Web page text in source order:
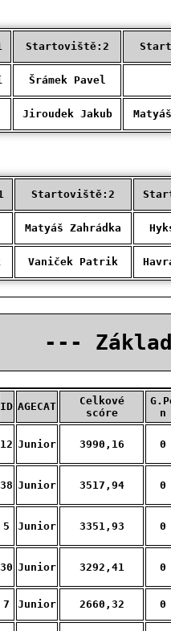
Startoviště:2
Šrámek Pavel
Jiroudek Jakub
Startoviště:2
Matyáš Zahrádka
Vaniček Patrik
---
ID AGECAT
Celkové
scóre
n
12 Junior 3990,16 0
38 Junior 3517,94 0
5 Junior 3351,93 0
30 Junior 3292,41 0
7 Junior 2660,32 0